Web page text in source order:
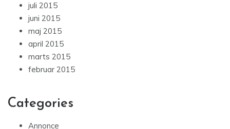
juli 2015
juni 2015
maj 2015
april 2015
marts 2015
februar 2015
Categories
Annonce